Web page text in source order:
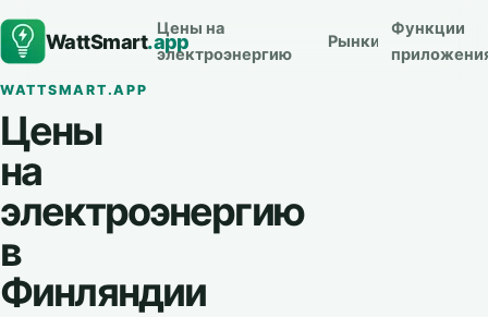
WattSmart.app
Цены на
электроэнергию
Рынки
Функции
WATTSMART.APP
Цены
на
электроэнергию
в
Финляндии